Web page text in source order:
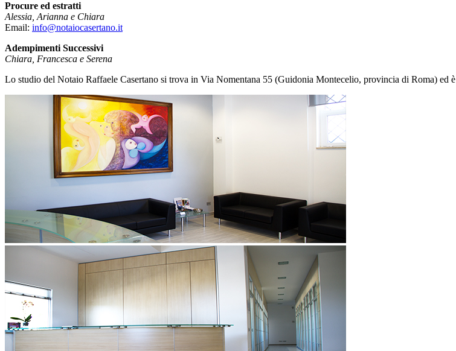
Procure ed estratti
Alessia, Arianna e Chiara
Email: info@notaiocasertano.it
Adempimenti Successivi
Chiara, Francesca e Serena
Lo studio del Notaio Raffaele Casertano si trova in Via Nomentana 55 (Guidonia Montecelio, provincia di Roma) ed è